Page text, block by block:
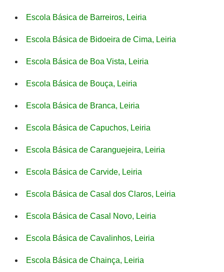
Escola Básica de Barreiros, Leiria
Escola Básica de Bidoeira de Cima, Leiria
Escola Básica de Boa Vista, Leiria
Escola Básica de Bouça, Leiria
Escola Básica de Branca, Leiria
Escola Básica de Capuchos, Leiria
Escola Básica de Caranguejeira, Leiria
Escola Básica de Carvide, Leiria
Escola Básica de Casal dos Claros, Leiria
Escola Básica de Casal Novo, Leiria
Escola Básica de Cavalinhos, Leiria
Escola Básica de Chainça, Leiria